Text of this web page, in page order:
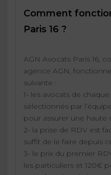
Comment
Paris 16 ?
AGN Avocats Paris 16,
agence AGN,
suivante :
1- les avocats de
sélectionnés par
pour assurer une haute
2- la prise de RDV est
suffit de le faire depuis
3- le prix du premier
les particuliers et 120€